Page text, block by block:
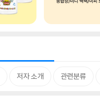
저자 소개 관련분류